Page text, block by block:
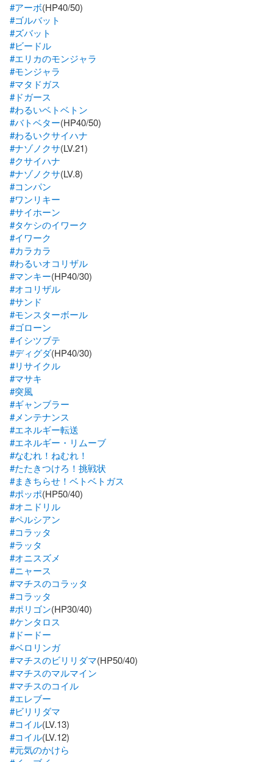
#アーボ
#ゴルバット
#ズバット
#ビードル
#エリカのモンジャラ
#モンジャラ
#マタドガス
#ドガース
#わるいベトベトン
#バトベター
#わるいクサイハナ
#ナゾノクサ
#クサイハナ
#ナゾノクサ
#コンパン
#ワンリキー
#サイホーン
#タケシのイワーク
#イワーク
#カラカラ
#わるいオコリザル
#マンキー
#オコリザル
#サンド
#モンスターボール
#ゴローン
#イシツブテ
#ディグダ
#リサイクル
#マサキ
#突風
#ギャンブラー
#メンテナンス
#エネルギー転送
#エネルギー・リムーブ
#なむれ！ねむれ！
#たたきつけろ！挑戦状
#まきちらせ！ベトベトガス
#ポッポ
#オニドリル
#ペルシアン
#コラッタ
#ラッタ
#オニスズメ
#ニャース
#マチスのコラッタ
#コラッタ
#ポリゴン
#ケンタロス
#ドードー
#ベロリンガ
#マチスのビリリダマ
#マチスのマルマイン
#マチスのコイル
#エレブー
#ビリリダマ
#コイル
#コイル
#元気のかけら